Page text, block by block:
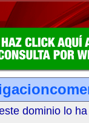
dominio lo